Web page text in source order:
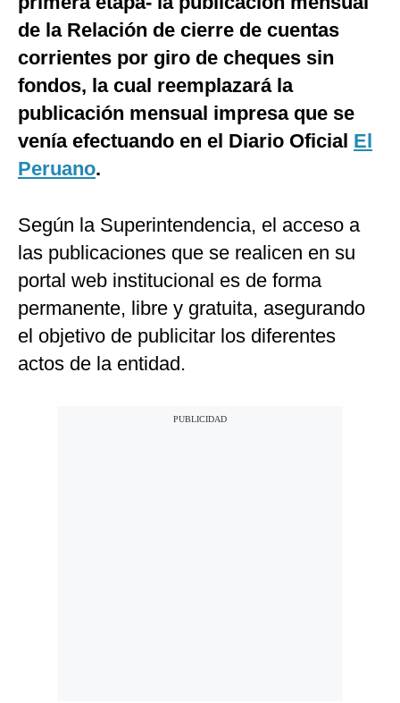
de la Relación de cierre de cuentas
corrientes por giro de cheques sin
fondos, la cual reemplazará la
publicación mensual impresa que se
venía efectuando en el Diario Oficial El
Peruano.
Según la Superintendencia, el acceso a
las publicaciones que se realicen en su
portal web institucional es de forma
permanente, libre y gratuita, asegurando
el objetivo de publicitar los diferentes
actos de la entidad.